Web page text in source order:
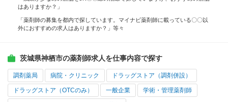
はありますか？」
「薬剤師の募集を都内で探しています。マイナビ薬剤師に載っている〇〇以
外におすすめの求人はありますか？」等々
茨城県神栖市の薬剤師求人を仕事内容で探す
調剤薬局 病院・クリニック ドラッグストア（調剤併設）
ドラッグストア（OTCのみ） 一般企業 学術・管理薬剤師